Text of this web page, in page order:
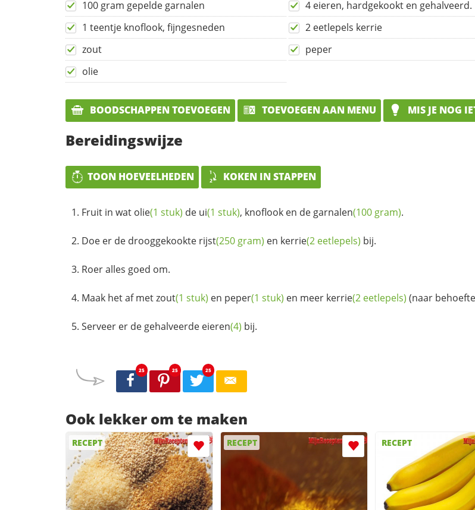
100 gram gepelde garnalen
4 eieren, hardgekookt en gehalveerd.
1 teentje knoflook, fijngesneden
2 eetlepels kerrie
zout
peper
olie
BOODSCHAPPEN TOEVOEGEN TOEVOEGEN AAN MENU MIS JE NOG
Bereidingswijze
TOON HOEVEELHEDEN KOKEN IN STAPPEN
Fruit in wat olie(1 stuk) de ui(1 stuk), knoflook en de garnalen(100 gram).
Doe er de drooggekookte rijst(250 gram) en kerrie(2 eetlepels) bij.
Roer alles goed om.
Maak het af metzout(1 stuk) en peper(1 stuk) en meer kerrie(2 eetlepels) (naar
Serveer er de gehalveerde eieren(4) bij.
25 25 25
Ook lekker om te maken
RECEPT RECEPT RECEPT